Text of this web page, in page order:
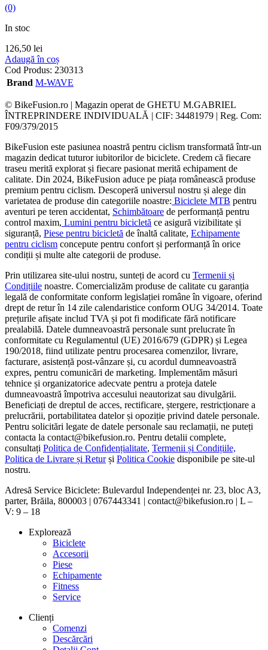
(0)
In stoc
126,50 lei
Adaugă în coș
Cod Produs: 230313
Brand M-WAVE
© BikeFusion.ro | Magazin operat de GHETU M.GABRIEL
ÎNTREPRINDERE INDIVIDUALĂ | CIF: 34481979 | Reg. Com:
F09/379/2015
BikeFusion este pasiunea noastră pentru ciclism transformată într-un
magazin dedicat tuturor iubitorilor de biciclete. Credem că fiecare
traseu merită explorat și fiecare pasionat merită echipament de
calitate. Din 2024, BikeFusion aduce pe piața românească produse
premium pentru ciclism. Descoperă universul nostru și alege din
varietatea de produse din categoriile noastre: Biciclete MTB pentru
aventuri pe teren accidentat, Schimbătoare de performanță pentru
control maxim, Lumini pentru bicicletă ce asigură vizibilitate și
siguranță, Piese pentru bicicletă de înaltă calitate, Echipamente
pentru ciclism concepute pentru confort și performanță în orice
condiții și multe alte categorii de produse.
Prin utilizarea site-ului nostru, sunteți de acord cu Termenii și
Condițiile noastre. Comercializăm produse de calitate cu garanția
legală de conformitate conform legislației române în vigoare, oferind
drept de retur în 14 zile calendaristice conform OUG 34/2014. Toate
prețurile afișate includ TVA și pot fi modificate fără notificare
prealabilă. Datele dumneavoastră personale sunt prelucrate în
conformitate cu Regulamentul (UE) 2016/679 (GDPR) și Legea
190/2018, fiind utilizate pentru procesarea comenzilor, livrare,
facturare, asistență post-vânzare și, cu acordul dumneavoastră
expres, pentru comunicări de marketing. Implementăm măsuri
tehnice și organizatorice adecvate pentru a proteja datele
dumneavoastră împotriva accesului neautorizat sau divulgării.
Beneficiați de dreptul de acces, rectificare, ștergere, restricționare a
prelucrării, portabilitatea datelor și opoziție privind datele personale.
Pentru solicitări legate de datele personale sau reclamații, ne puteți
contacta la contact@bikefusion.ro. Pentru detalii complete,
consultați Politica de Confidențialitate, Termenii și Condițiile,
Politica de Livrare și Returși Politica Cookie disponibile pe site-ul
nostru.
Adresă Service Biciclete: Bulevardul Independenței nr. 23, bloc A3,
parter, Brăila, 800003 | 0767443341 | contact@bikefusion.ro | L –
V: 9 – 18
Explorează
Biciclete
Accesorii
Piese
Echipamente
Fitness
Service
Clienți
Comenzi
Descărcări